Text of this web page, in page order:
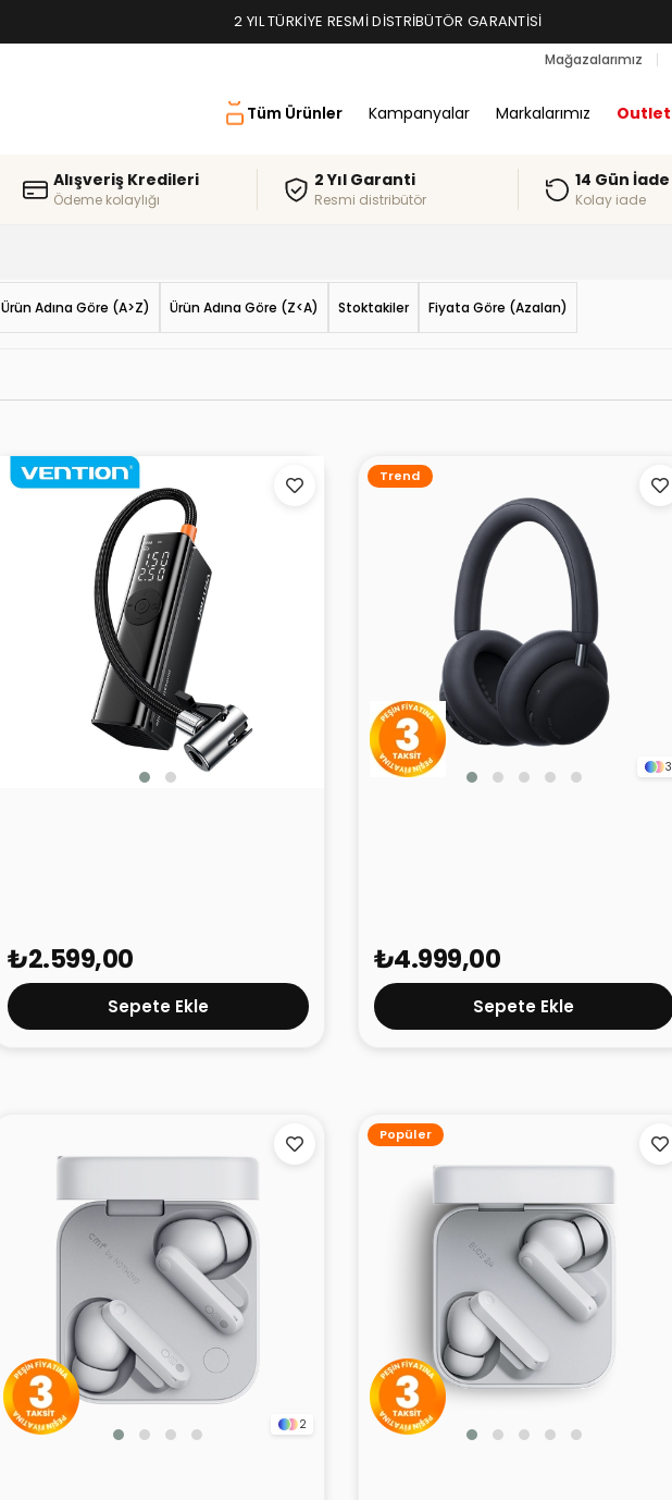
TAKSIT İMKANLARI, ALIŞVERIŞ KREDILERI
Mağazalarımız
Tüm Ürünler Kampanyalar Markalarımız Outlet
Alışveriş Kredileri
Ödeme kolaylığı
2 Yıl Garanti
Resmi distribütör
14 Gün İade
Kolay iade
Fiyata Göre (Azalan)
Ürün Adına Göre (A>Z) Ürün Adına Göre (Z<A) Stoktakiler
₺2.599,00
Sepete Ekle
3
₺4.999,00
Sepete Ekle
Trend
2
Popüler